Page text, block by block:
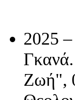
2025
Γκανά.
Ζωή",